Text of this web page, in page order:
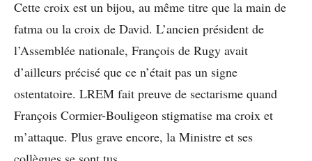
Cette croix est un bijou, au même titre que la main de
fatma ou la croix de David. L’ancien président de
l’Assemblée nationale, François de Rugy avait
d’ailleurs précisé que ce n’était pas un signe
ostentatoire. LREM fait preuve de sectarisme quand
François Cormier-Bouligeon stigmatise ma croix et
m’attaque. Plus grave encore, la Ministre et ses